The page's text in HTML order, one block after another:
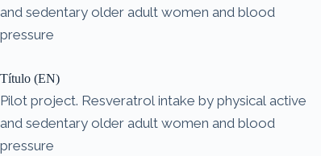
and sedentary older adult women and blood
pressure
Título (EN)
Pilot project. Resveratrol intake by physical active
and sedentary older adult women and blood
pressure